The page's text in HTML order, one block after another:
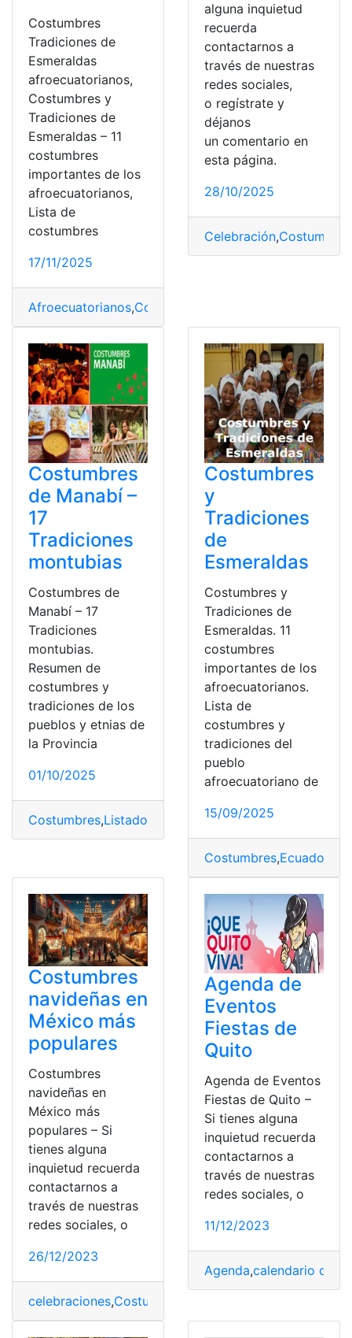
Costumbres
Tradiciones de
Esmeraldas
afroecuatorianos,
Costumbres y
Tradiciones de
Esmeraldas – 11
costumbres
importantes de los
afroecuatorianos,
Lista de
costumbres
17/11/2025
Afroecuatorianos,Costumbres
alguna inquietud
recuerda
contactarnos a
través de nuestras
redes sociales,
o regístrate y
déjanos
un comentario en
esta página.
28/10/2025
Celebración,Costumbres
Costumbres
de Manabí –
17
Tradiciones
montubias
Costumbres de
Manabí – 17
Tradiciones
montubias.
Resumen de
costumbres y
tradiciones de los
pueblos y etnias de
la Provincia
01/10/2025
Costumbres,Listado Tradiciones
Costumbres
y
Tradiciones
de
Esmeraldas
Costumbres y
Tradiciones de
Esmeraldas. 11
costumbres
importantes de los
afroecuatorianos.
Lista de
costumbres y
tradiciones del
pueblo
afroecuatoriano de
15/09/2025
Costumbres,Ecuador
Costumbres
navideñas en
México más
populares
Costumbres
navideñas en
México más
populares – Si
tienes alguna
inquietud recuerda
contactarnos a
través de nuestras
redes sociales, o
26/12/2023
celebraciones,Costumbres
Agenda de
Eventos
Fiestas de
Quito
Agenda de Eventos
Fiestas de Quito –
Si tienes alguna
inquietud recuerda
contactarnos a
través de nuestras
redes sociales, o
11/12/2023
Agenda,calendario de